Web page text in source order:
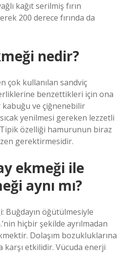
kağıt serilmiş fırın
200 derece fırında da
nedir?
çok kullanılan sandviç
benzettikleri için ona
kabuğu ve çiğnenebilir
yenilmesi gereken lezzetli
özelliği hamurunun biraz
gerektirmesidir.
ekmeği ile
aynı mı?
Buğdayın öğütülmesiyle
hiçbir şekilde ayrılmadan
Dolaşım bozukluklarına
karşı etkilidir. Vücuda enerji